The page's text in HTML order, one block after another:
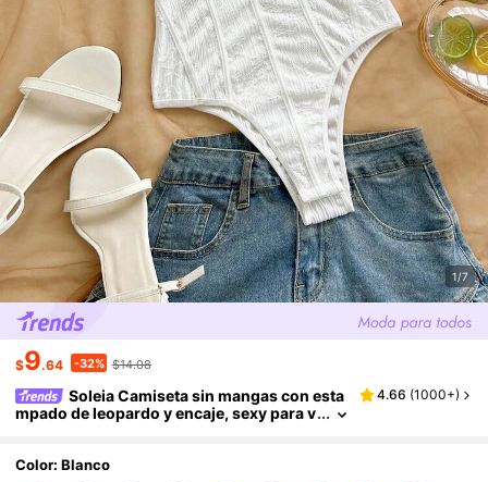
1/7
$9.64 -32% $14.08
Soleia Camiseta sin mangas con esta
mpado de leopardo y encaje, sexy para v
4.66 (1000+)
Color: Blanco